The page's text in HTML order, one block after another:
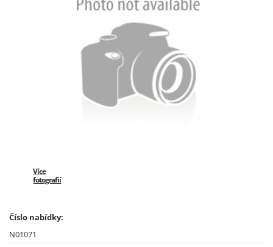
Více
fotografií
Číslo nabídky:
N01071